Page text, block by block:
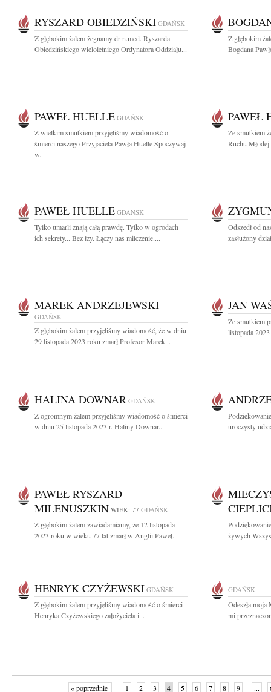
RYSZARD OBIEDZIŃSKI GDAŃSK
Z głębokim żalem żegnamy dr n.med. Ryszarda
Obiedzińskiego wieloletniego Ordynatora Oddziału...
Z głębokim
Bogdana
PAWEŁ HUELLE GDAŃSK
Z wielkim smutkiem przyjęliśmy wiadomość o
śmierci naszego Przyjaciela Pawła Huelle Spoczywaj
w...
PAWEŁ
Ze smutkiem
Ruchu
PAWEŁ HUELLE GDAŃSK
Tylko umarli znają całą prawdę. Tylko w ogrodach
ich sekrety... Bez łzy. Łączy nas milczenie....
Odszedł od
zasłużony
MAREK ANDRZEJEWSKI
GDAŃSK
Z głębokim żalem przyjęliśmy wiadomość, że w dniu
29 listopada 2023 roku zmarł Profesor Marek...
JAN
Ze smutkiem
listopada
HALINA DOWNAR GDAŃSK
Z ogromnym żalem przyjęliśmy wiadomość o śmierci
w dniu 25 listopada 2023 r. Haliny Downar...
uroczysty
PAWEŁ RYSZARD
MILENUSZKIN WIEK: 77 GDAŃSK
Z głębokim żalem zawiadamiamy, że 12 listopada
2023 roku w wieku 77 lat zmarł w Anglii Paweł...
żywych
HENRYK CZYŻEWSKI GDAŃSK
Z głębokim żalem przyjęliśmy wiadomość o śmierci
Henryka Czyżewskiego założyciela i...
GDAŃSK
Odeszła moja
mi
« poprzednie 1 2 3 4 5 6 7 8 9 ...